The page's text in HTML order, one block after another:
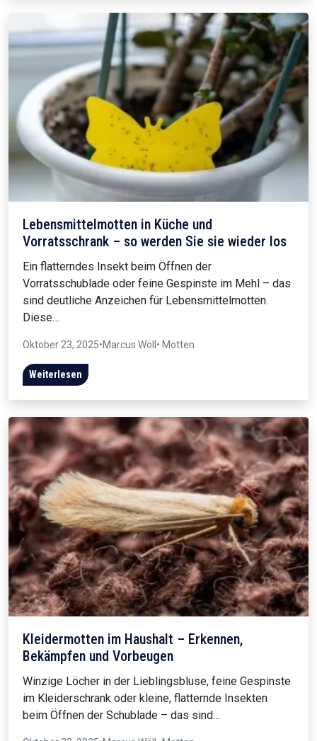
Lebensmittelmotten in Küche und
Vorratsschrank – so werden Sie sie wieder los
Ein flatterndes Insekt beim Öffnen der
Vorratsschublade oder feine Gespinste im Mehl – das
sind deutliche Anzeichen für Lebensmittelmotten.
Diese…
Oktober 23, 2025•Marcus Wöll • Motten
Weiterlesen
Kleidermotten im Haushalt – Erkennen,
Bekämpfen und Vorbeugen
Winzige Löcher in der Lieblingsbluse, feine Gespinste
im Kleiderschrank oder kleine, flatternde Insekten
beim Öffnen der Schublade – das sind…